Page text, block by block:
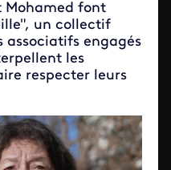
Mohamed font
un collectif
associatifs engagés
les
respecter leurs